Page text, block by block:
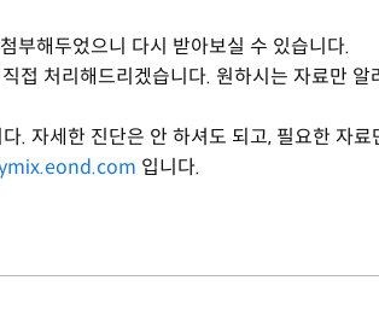
해두었으니 다시 받아보실 수 있습니다.
접 처리해드리겠습니다. 원하시는 자료만 알
. 자세한 진단은 안 하셔도 되고, 필요한 자료
입니다.